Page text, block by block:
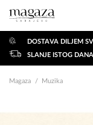
DOSTAVA DILJEM
SLANJE ISTOG
Magaza Muzika